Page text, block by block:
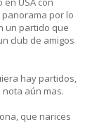
por lo
un partido que
club de amigos
hay partidos,
nota aún mas.
que narices